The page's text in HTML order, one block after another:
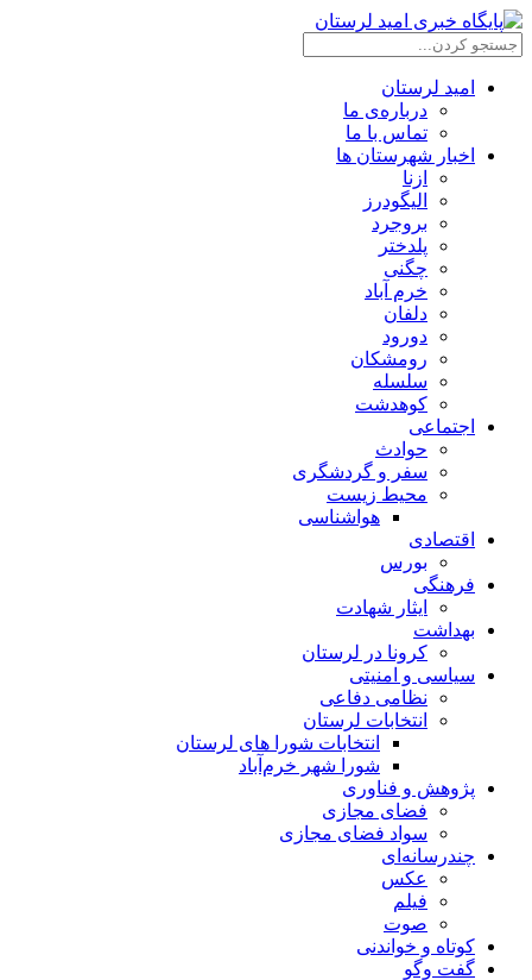
امید لرستان
درباره‌ی ما
تماس با ما
اخبار شهرستان ها
ازنا
الیگودرز
بروجرد
پلدختر
چگنی
خرم آباد
دلفان
دورود
رومشکان
سلسله
کوهدشت
اجتماعی
حوادث
سفر و گردشگری
محیط زیست
هواشناسی
اقتصادی
بورس
فرهنگی
ایثار شهادت
بهداشت
کرونا در لرستان
سیاسی و امنیتی
نظامی دفاعی
انتخابات لرستان
انتخابات شورا های لرستان
شورا شهر خرم‌آباد
پژوهش و فناوری
فضای مجازی
سواد فضای مجازی
چندرسانه‌ای
عكس
فیلم
صوت
کوتاه و خواندنی
گفت وگو